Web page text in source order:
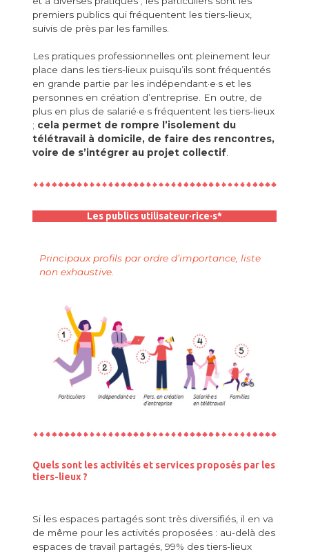
premiers publics qui fréquentent les tiers-lieux,
suivis de près par les familles.
Les pratiques professionnelles ont pleinement leur
place dans les tiers-lieux puisqu’ils sont fréquentés
en grande partie par les indépendant·e·s et les
personnes en création d’entreprise. En outre, de
plus en plus de salarié·e·s fréquentent les tiers-lieux
; cela permet de rompre l’isolement du
télétravail à domicile, de faire des rencontres,
voire de s’intégrer au projet collectif.
Les publics utilisateur·rice·s*
Principaux profils par ordre d’importance, liste
non exhaustive.
Quels sont les activités et services proposés par les
tiers-lieux ?
Si les espaces partagés sont très diversifiés, il en va
de même pour les activités proposées : au-delà des
espaces de travail partagés, 99% des tiers-lieux